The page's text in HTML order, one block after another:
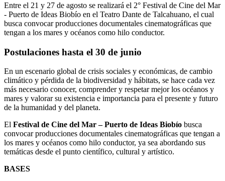
Entre el 21 y 27 de agosto se realizará el 2° Festival de Cine del Mar
- Puerto de Ideas Biobío en el Teatro Dante de Talcahuano, el cual
busca convocar producciones documentales cinematográficas que
tengan a los mares y océanos como hilo conductor.
Postulaciones hasta el 30 de junio
En un escenario global de crisis sociales y económicas, de cambio
climático y pérdida de la biodiversidad y hábitats, se hace cada vez
más necesario conocer, comprender y respetar mejor los océanos y
mares y valorar su existencia e importancia para el presente y futuro
de la humanidad y del planeta.
El Festival de Cine del Mar – Puerto de Ideas Biobío busca
convocar producciones documentales cinematográficas que tengan a
los mares y océanos como hilo conductor, ya sea abordando sus
temáticas desde el punto científico, cultural y artístico.
BASES